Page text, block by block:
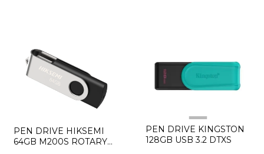
PEN DRIVE HIKSEMI
64GB M200S ROTARY
1/ 2
PEN DRIVE KINGSTON
128GB USB 3.2 DTXS